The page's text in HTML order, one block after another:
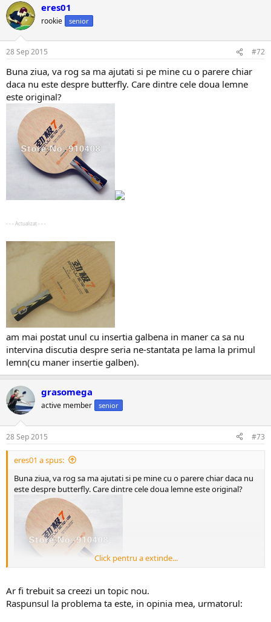
eres01
rookie senior
28 Sep 2015 #72
Buna ziua, va rog sa ma ajutati si pe mine cu o parere chiar
daca nu este despre butterfly. Care dintre cele doua lemne
este original?
- - - Actualizat - - -
am mai postat unul cu insertia galbena in maner ca sa nu
intervina discutia despre seria ne-stantata pe lama la primul
lemn(cu maner insertie galben).
grasomega
active member senior
28 Sep 2015 #73
eres01 a spus:
Buna ziua, va rog sa ma ajutati si pe mine cu o parere chiar daca nu
este despre butterfly. Care dintre cele doua lemne este original?
Click pentru a extinde...
Ar fi trebuit sa creezi un topic nou.
Raspunsul la problema ta este, in opinia mea, urmatorul: